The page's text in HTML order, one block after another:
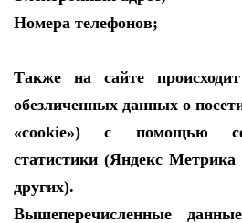
Номера телефонов;
Также на сайте
обезличенных данных о
«cookie») с помощью
статистики (Яндекс
других).
Вышеперечисленные